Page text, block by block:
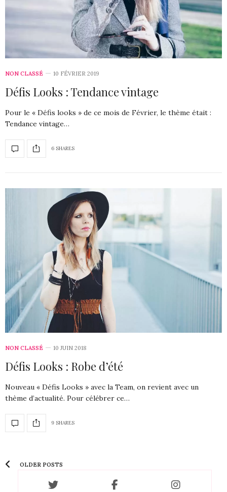
NON CLASSÉ 10 FÉVRIER 2019
Défis Looks : Tendance vintage
Pour le « Défis looks » de ce mois de Février, le thème était :
Tendance vintage…
6 SHARES
NON CLASSÉ 10 JUIN 2018
Défis Looks : Robe d’été
Nouveau « Défis Looks » avec la Team, on revient avec un
thème d’actualité. Pour célébrer ce…
9 SHARES
OLDER POSTS